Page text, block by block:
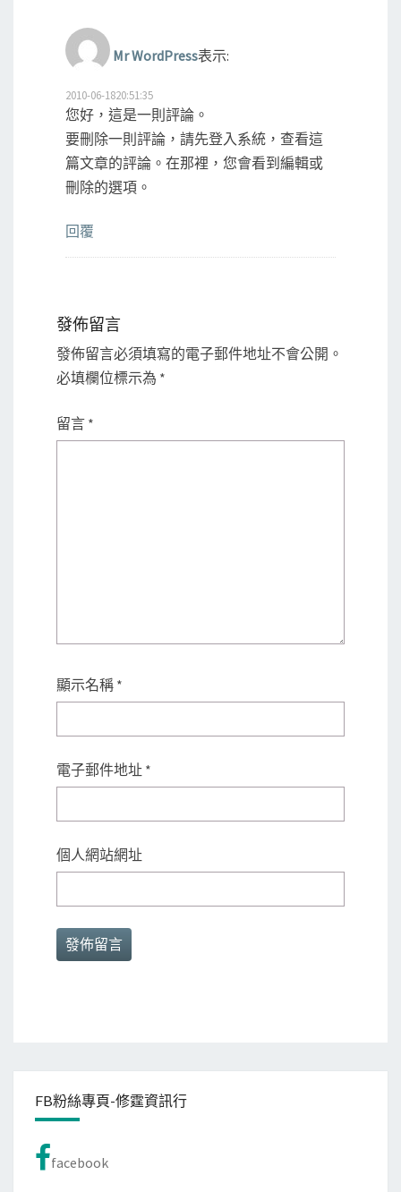
Mr WordPress表示:
2010-06-1820:51:35
您好，這是一則評論。
要刪除一則評論，請先登入系統，查看這
篇文章的評論。在那裡，您會看到編輯或
刪除的選項。
回覆
發佈留言
發佈留言必須填寫的電子郵件地址不會公開。
必填欄位標示為 *
留言 *
顯示名稱 *
電子郵件地址 *
個人網站網址
FB粉絲專頁-修霆資訊行
facebook